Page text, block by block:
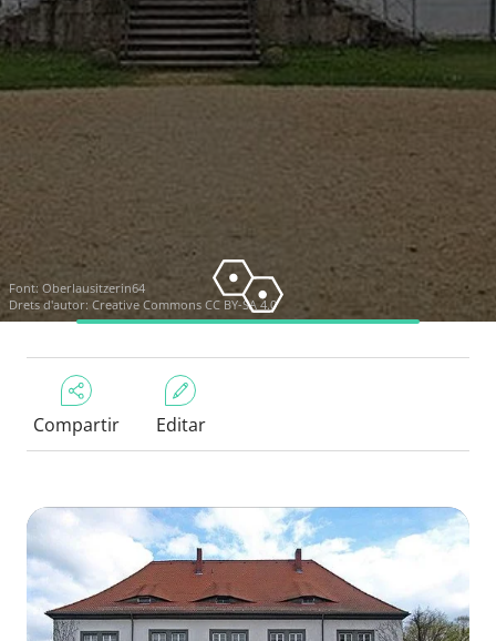
Font: Oberlausitzerin64
Drets d'autor: Creative Commons CC BY-SA 4.0
Compartir Editar